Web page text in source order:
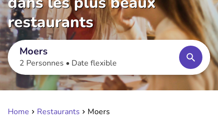
restaurants
Moers
2 Personnes • Date flexible
Home Restaurants Moers